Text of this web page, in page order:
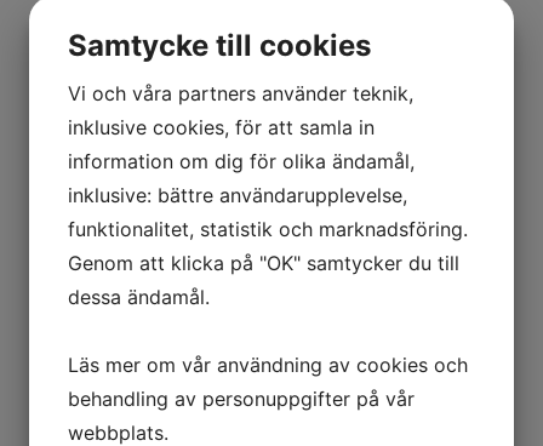
Lediga tjänster
Samtycke till cookies
Vi och våra partners använder teknik,
inklusive cookies, för att samla in
information om dig för olika ändamål,
inklusive: bättre användarupplevelse,
funktionalitet, statistik och marknadsföring.
Genom att klicka på "OK" samtycker du till
dessa ändamål.
Läs mer om vår användning av cookies och
behandling av personuppgifter på vår
webbplats.